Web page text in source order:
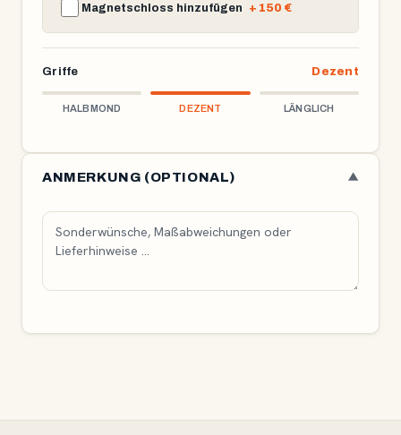
Magnetschloss hinzufügen + 150 €
Griffe Dezent
HALBMOND DEZENT LÄNGLICH
ANMERKUNG (OPTIONAL) ▼